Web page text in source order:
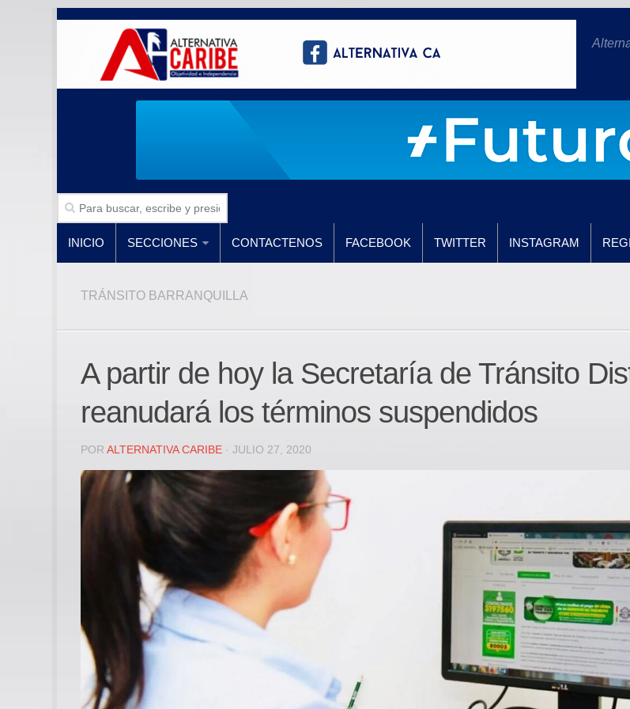
INICIO SECCIONES CONTACTENOS FACEBOOK TWITTER INSTAGRAM
TRÁNSITO BARRANQUILLA
A partir de hoy la Secretaría de Tránsito
reanudará los términos suspendidos
POR ALTERNATIVA CARIBE · JULIO 27, 2020